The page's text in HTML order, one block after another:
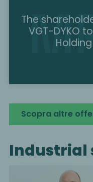
The
VGT-DYKO to
Holding
Scopra altre
Industrial